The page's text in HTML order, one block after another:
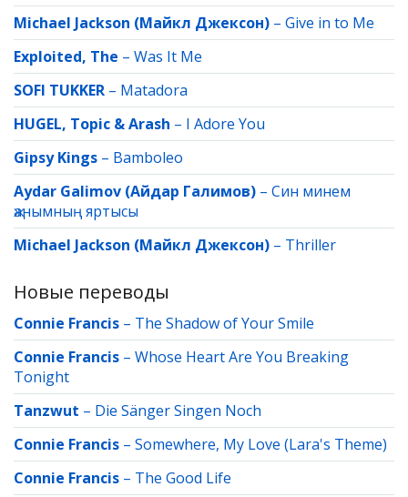
Michael Jackson (Майкл Джексон) – Give in to Me
Exploited, The – Was It Me
SOFI TUKKER – Matadora
HUGEL, Topic & Arash – I Adore You
Gipsy Kings – Bamboleo
Aydar Galimov (Айдар Галимов) – Син минем
җанымның яртысы
Michael Jackson (Майкл Джексон) – Thriller
Новые переводы
Connie Francis – The Shadow of Your Smile
Connie Francis – Whose Heart Are You Breaking
Tonight
Tanzwut – Die Sänger Singen Noch
Connie Francis – Somewhere, My Love (Lara's Theme)
Connie Francis – The Good Life